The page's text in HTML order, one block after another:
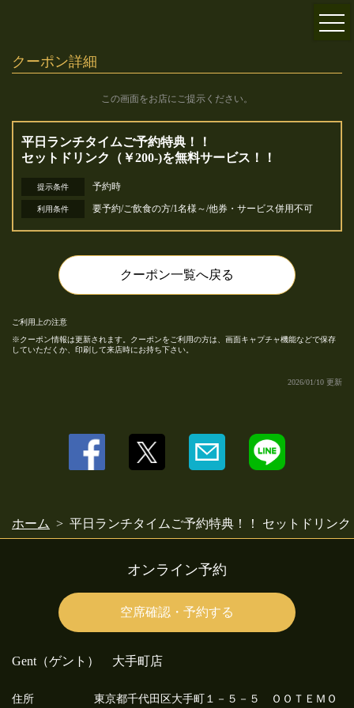
クーポン詳細
この画面をお店にご提示ください。
平日ランチタイムご予約特典！！
セットドリンク（￥200-)を無料サービス！！
提示条件 予約時
利用条件 要予約/ご飲食の方/1名様～/他券・サービス併用不可
クーポン一覧へ戻る
ご利用上の注意
クーポン情報は更新されます。クーポンをご利用の方は、画面キャプチャ機能などで保存
していただくか、印刷して来店時にお持ち下さい。
2026/01/10 更新
ホーム 平日ランチタイムご予約特典！！ セットドリン
平日ランチタイムご予約特典！！ セットドリンク（￥200-)
を無料サービス！！ | Gent（ゲント） 大手町店
東京都千代田区大手町１－５－５ ＯＯＴＥＭＯＲＩ Ｂ２Ｆ
お店情報をコピー
オンライン予約
空席確認・予約する
Gent（ゲント） 大手町店
住所 東京都千代田区大手町１－５－５ ＯＯＴＥＭＯ